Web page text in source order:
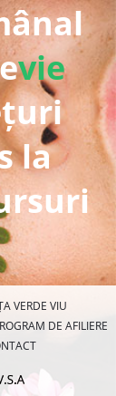
vie
la
VERDE VIU
DE AFILIERE